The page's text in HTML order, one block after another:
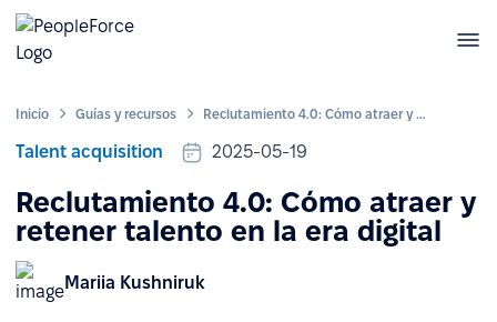
Inicio Guías y recursos Reclutamiento 4.0: Cómo atraer y retener talento en la era digital
Talent acquisition 2025-05-19
Reclutamiento 4.0: Cómo atraer y
retener talento en la era digital
Mariia Kushniruk